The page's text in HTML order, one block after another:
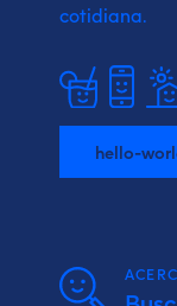
cotidiana.
hello-